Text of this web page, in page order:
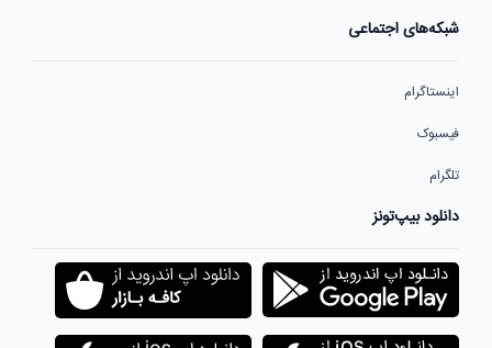
شبکه‌های اجتماعی
اینستاگرام
فیسبوک
تلگرام
دانلود بیپ‌تونز